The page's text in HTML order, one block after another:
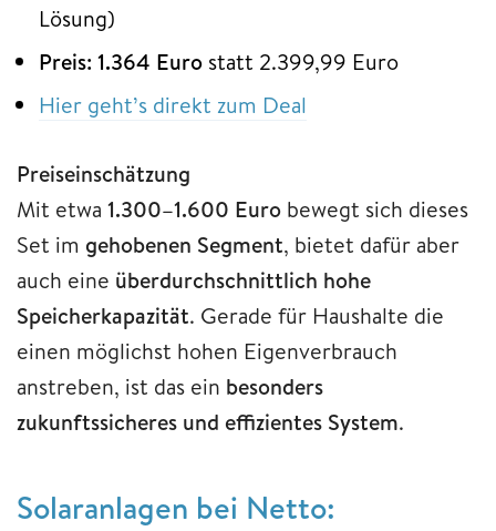
Lösung)
Preis: 1.364 Euro statt 2.399,99 Euro
Hier geht’s direkt zum Deal
Preiseinschätzung
Mit etwa 1.300–1.600 Euro bewegt sich dieses
Set im gehobenen Segment, bietet dafür aber
auch eine überdurchschnittlich hohe
Speicherkapazität. Gerade für Haushalte die
einen möglichst hohen Eigenverbrauch
anstreben, ist das ein besonders
zukunftssicheres und effizientes System.
Solaranlagen bei Netto: